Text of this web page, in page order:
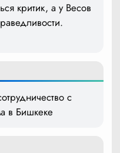
критик, а у Весов
с
в Бишкеке